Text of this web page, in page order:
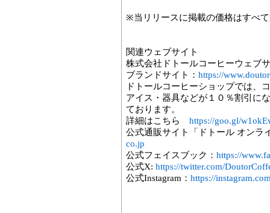
※当リリースに掲載の価格はすべ
関連ウェブサイト
株式会社ドトールコーヒーウェブ
ブランドサイト： https://
ドトールコーヒーショップでは、
アイス・器具などが１０％割引に
ております。
詳細はこちら https://goo.gl/
公式通販サイト「ドトール オンラ
co.jp
公式フェイスブック： https://
公式X: https://twitter.com/
公式Instagram： https://